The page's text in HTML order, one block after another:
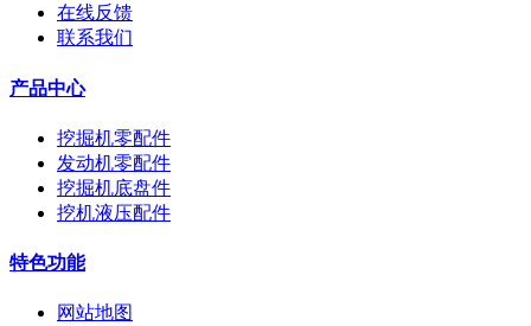
在线反馈
联系我们
产品中心
挖掘机零配件
发动机零配件
挖掘机底盘件
挖机液压配件
特色功能
网站地图